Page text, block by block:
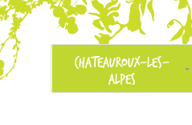
CHATEAUROUX-LES-
ALPES